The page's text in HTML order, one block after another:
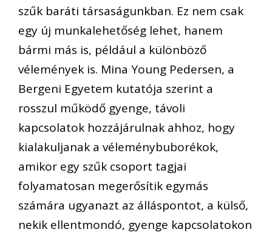
szűk baráti társaságunkban. Ez nem csak
egy új munkalehetőség lehet, hanem
bármi más is, például a különböző
vélemények is. Mina Young Pedersen, a
Bergeni Egyetem kutatója szerint a
rosszul működő gyenge, távoli
kapcsolatok hozzájárulnak ahhoz, hogy
kialakuljanak a véleménybuborékok,
amikor egy szűk csoport tagjai
folyamatosan megerősítik egymás
számára ugyanazt az álláspontot, a külső,
nekik ellentmondó, gyenge kapcsolatokon